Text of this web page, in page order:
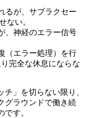
るが、サブラクセー
ない。
、神経のエラー信号
（エラー処理）を行
完全な休息にならな
」を切らない限り、
グラウンドで働き続
す。